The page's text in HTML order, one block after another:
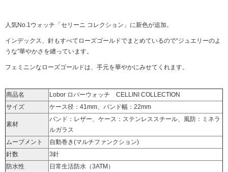
人気No.1ウォッチ「セリーニ コレクション」に新色が追加。
インデックス、針もすべてローズゴールドでまとめているので“ジュエリーのよ
うな”華やかさを纏っています。
フェミニンなローズゴールドは、手元を華やかにみせてくれます。
商品名
Lobor ロバーウォッチ CELLINI COLLECTION
サイズ
ケース径：41mm、バンド幅：22mm
素材
バンド：レザー、ケース：ステンレススチール、風防：ミネラ
ルガラス
ムーブメント
自動巻き(マルチファンクション)
針数
3針
防水性
日常生活防水（3ATM）